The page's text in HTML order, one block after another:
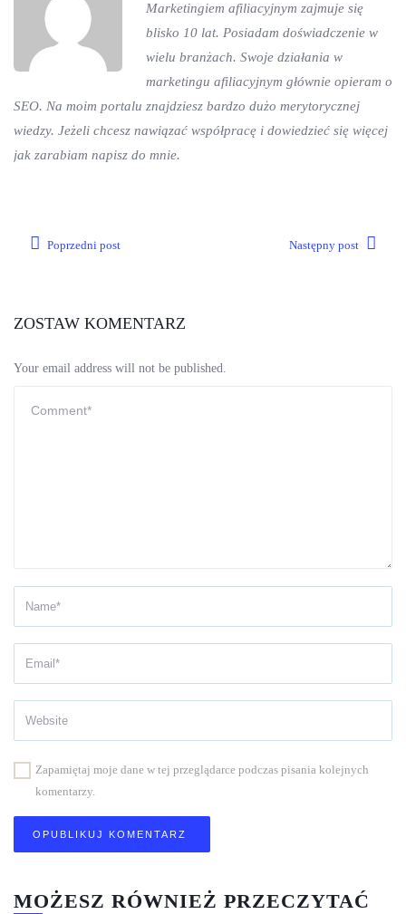
Marketingiem afiliacyjnym zajmuje się
blisko 10 lat. Posiadam doświadczenie w
wielu branżach. Swoje działania w
marketingu afiliacyjnym głównie opieram o
SEO. Na moim portalu znajdziesz bardzo dużo merytorycznej
wiedzy. Jeżeli chcesz nawiązać współpracę i dowiedzieć się więcej
jak zarabiam napisz do mnie.
Poprzedni post Następny post
ZOSTAW KOMENTARZ
Your email address will not be published.
Zapamiętaj moje dane w tej przeglądarce podczas pisania kolejnych
komentarzy.
MOŻESZ RÓWNIEŻ PRZECZYTAĆ